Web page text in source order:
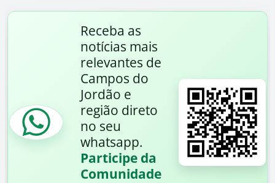
Receba as
notícias mais
relevantes de
Campos do
Jordão e
região direto
no seu
whatsapp.
Participe da
Comunidade